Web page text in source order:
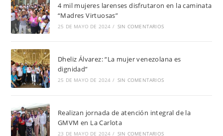
4 mil mujeres larenses disfrutaron en la caminata
“Madres Virtuosas”
25 DE MAYO DE 2024 / SIN COMENTARIOS
Dheliz Álvarez: “La mujer venezolana es
dignidad”
25 DE MAYO DE 2024 / SIN COMENTARIOS
Realizan jornada de atención integral de la
GMVM en La Carlota
23 DE MAYO DE 2024 / SIN COMENTARIOS